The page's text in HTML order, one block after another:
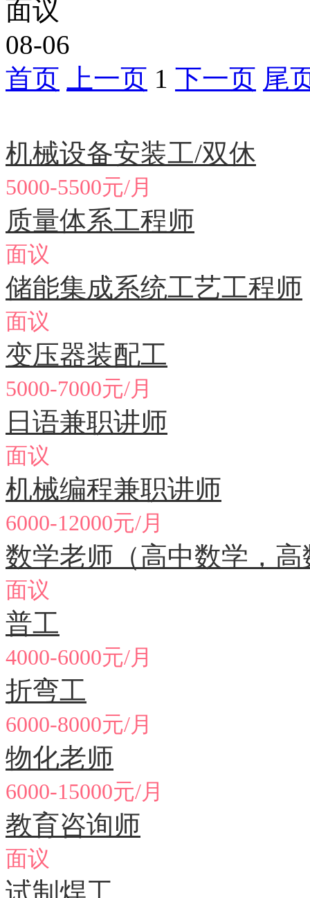
面议
08-06
首页
上一页 1 下一页 尾
机械设备安装工/双休
5000-5500元/月
质量体系工程师
面议
储能集成系统工艺工程师
面议
变压器装配工
5000-7000元/月
日语兼职讲师
面议
机械编程兼职讲师
6000-12000元/月
数学老师（高中数学，
面议
普工
4000-6000元/月
折弯工
6000-8000元/月
物化老师
6000-15000元/月
教育咨询师
面议